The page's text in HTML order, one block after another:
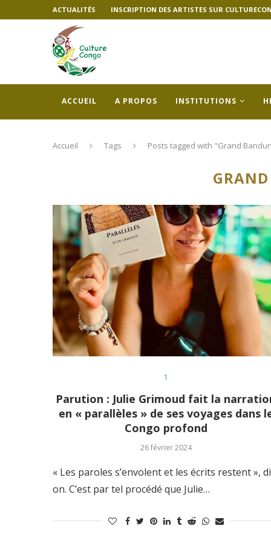
ACTUALITÉS INSCRIPTION DES ARTISTES SUR
ACCUEIL A PROPOS INSTITUTIONS
Accueil Tags Posts tagged with "Grand
1
Parution : Julie Grimoud fait la
en « parallèles » de ses voyages dans
Congo profond
26 février 2024
« Les paroles s’envolent et les écrits restent »,
on. C’est par tel procédé que Julie…